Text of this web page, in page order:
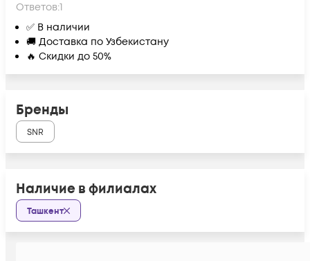
Ответов:1
✅ В наличии
🚚 Доставка по Узбекистану
🔥 Скидки до 50%
Бренды
SNR
Наличие в филиалах
Ташкент